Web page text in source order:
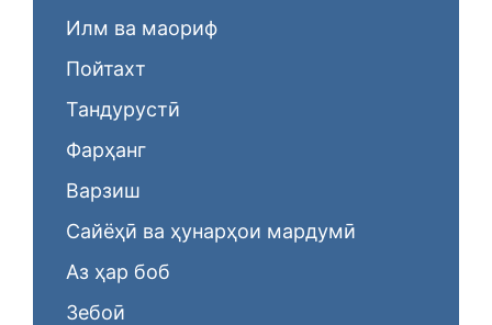
Илм ва маориф
Пойтахт
Тандурустӣ
Фарҳанг
Варзиш
Сайёҳӣ ва ҳунарҳои мардумӣ
Аз ҳар боб
Зебоӣ